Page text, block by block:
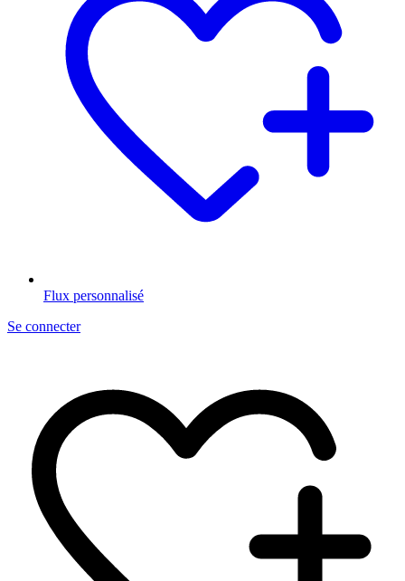
Flux personnalisé
Se connecter